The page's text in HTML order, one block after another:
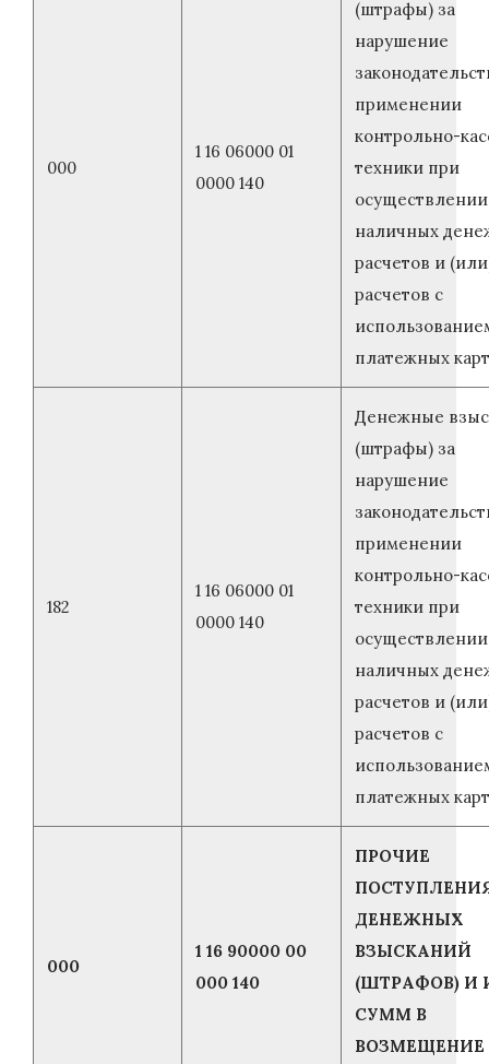
000
1 16 06000 01
0000 140
(штрафы) за
нарушение
применении
контрольно-
техники при
осуществлении
наличных
расчетов и
расчетов с
платежных карт
182
1 16 06000 01
0000 140
Денежные
(штрафы) за
нарушение
применении
контрольно-
техники при
осуществлении
наличных
расчетов и
расчетов с
платежных карт
000
1 16 90000 00
000 140
ПРОЧИЕ
ДЕНЕЖНЫХ
ВЗЫСКАНИЙ
(ШТРАФОВ) И
СУММ В
ВОЗМЕЩЕНИЕ